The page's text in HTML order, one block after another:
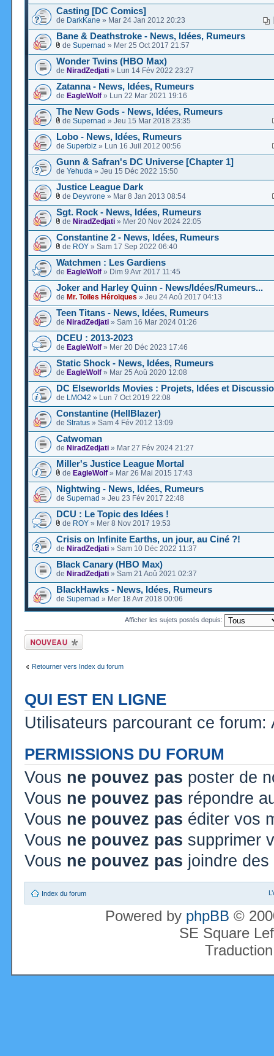
Casting [DC Comics]
de DarkKane » Mar 24 Jan 2012 20:23
Bane & Deathstroke - News, Idées, Rumeurs
de Supernad » Mer 25 Oct 2017 21:57
Wonder Twins (HBO Max)
de NiradZedjati » Lun 14 Fév 2022 23:27
Zatanna - News, Idées, Rumeurs
de EagleWolf » Lun 22 Mar 2021 19:16
The New Gods - News, Idées, Rumeurs
de Supernad » Jeu 15 Mar 2018 23:35
Lobo - News, Idées, Rumeurs
de Superbiz » Lun 16 Juil 2012 00:56
Gunn & Safran's DC Universe [Chapter 1]
de Yehuda » Jeu 15 Déc 2022 15:50
Justice League Dark
de Deyvrone » Mar 8 Jan 2013 08:54
Sgt. Rock - News, Idées, Rumeurs
de NiradZedjati » Mer 20 Nov 2024 22:05
Constantine 2 - News, Idées, Rumeurs
de ROY » Sam 17 Sep 2022 06:40
Watchmen : Les Gardiens
de EagleWolf » Dim 9 Avr 2017 11:45
Joker and Harley Quinn - News/Idées/Rumeurs...
de Mr. Toiles Héroïques » Jeu 24 Aoû 2017 04:13
Teen Titans - News, Idées, Rumeurs
de NiradZedjati » Sam 16 Mar 2024 01:26
DCEU : 2013-2023
de EagleWolf » Mer 20 Déc 2023 17:46
Static Shock - News, Idées, Rumeurs
de EagleWolf » Mar 25 Aoû 2020 12:08
DC Elseworlds Movies : Projets, Idées et
de LMO42 » Lun 7 Oct 2019 22:08
Constantine (HellBlazer)
de Stratus » Sam 4 Fév 2012 13:09
Catwoman
de NiradZedjati » Mar 27 Fév 2024 21:27
Miller's Justice League Mortal
de EagleWolf » Mar 26 Mai 2015 17:43
Nightwing - News, Idées, Rumeurs
de Supernad » Jeu 23 Fév 2017 22:48
DCU : Le Topic des Idées !
de ROY » Mer 8 Nov 2017 19:53
Crisis on Infinite Earths, un jour, au Ciné ?!
de NiradZedjati » Sam 10 Déc 2022 11:37
Black Canary (HBO Max)
de NiradZedjati » Sam 21 Aoû 2021 02:37
BlackHawks - News, Idées, Rumeurs
de Supernad » Mer 18 Avr 2018 00:06
Afficher les sujets postés depuis:
Ecrire un nouveau
sujet
Retourner vers Index du forum
QUI EST EN LIGNE
Utilisateurs parcourant ce
PERMISSIONS DU FORUM
Vous ne pouvez pas poster de
Vous ne pouvez pas répondre
Vous ne pouvez pas éditer vos
Vous ne pouvez pas supprimer
Vous ne pouvez pas joindre
Index du forum
Powered by phpBB ©
SE Square